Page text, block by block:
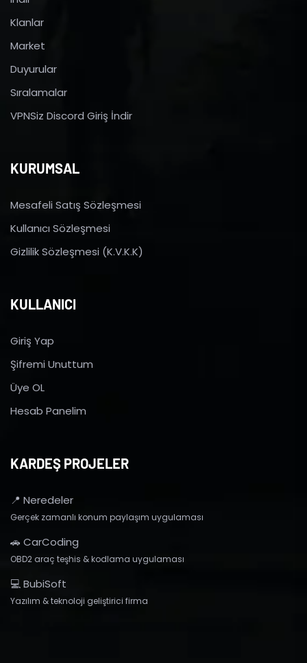
Klanlar
Market
Duyurular
Sıralamalar
VPNSiz Discord Giriş İndir
KURUMSAL
Mesafeli Satış Sözleşmesi
Kullanıcı Sözleşmesi
Gizlilik Sözleşmesi (K.V.K.K)
KULLANICI
Giriş Yap
Şifremi Unuttum
Üye OL
Hesab Panelim
KARDEŞ PROJELER
📍 Neredeler
Gerçek zamanlı konum paylaşım uygulaması
🚗 CarCoding
OBD2 araç teşhis & kodlama uygulaması
💻 BubiSoft
Yazılım & teknoloji geliştirici firma